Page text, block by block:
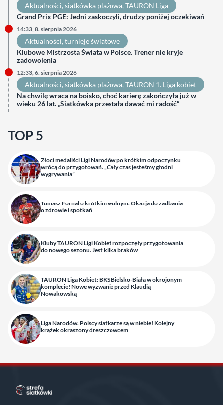
Aktualności, siatkówka plażowa, TAURON Liga
Grand Prix PGE: Jedni zaskoczyli, drudzy poniżej oczekiwań
14:33, 8. sierpnia 2026
Aktualności, turnieje światowe
Klubowe Mistrzosta Świata w Polsce. Trener nie kryje
zadowolenia
12:33, 6. sierpnia 2026
Aktualności, siatkówka plażowa, TAURON 1. Liga kobiet
Na chwilę wraca na boisko, choć karierę zakończyła już w
wieku 26 lat. „Siatkówka przestała dawać mi radość”
TOP 5
Złoci medaliści Ligi Narodów po krótkim odpoczynku
wrócą do przygotowań. „Cały czas jesteśmy głodni
wygrywania”
Tomasz Fornal o krótkim wolnym. Okazja do zadbania
o zdrowie i spotkań
Kluby TAURON Ligi Kobiet rozpoczęły przygotowania
do nowego sezonu. Jest kilka braków
TAURON Liga Kobiet: BKS Bielsko-Biała w okrojonym
komplecie! Nowe wyzwanie przed Klaudią
Nowakowską
Liga Narodów. Polscy siatkarze są w niebie! Kolejny
krążek okraszony dreszczowcem